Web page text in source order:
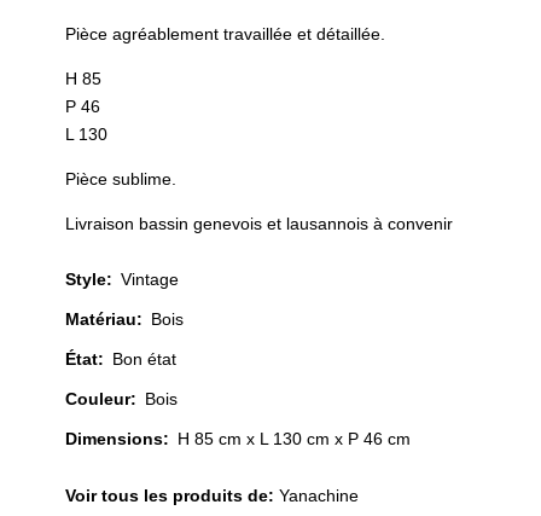
Pièce agréablement travaillée et détaillée.
H 85
P 46
L 130
Pièce sublime.
Livraison bassin genevois et lausannois à convenir
Style: Vintage
Matériau: Bois
État: Bon état
Couleur: Bois
Dimensions: H 85 cm x L 130 cm x P 46 cm
Voir tous les produits de: Yanachine